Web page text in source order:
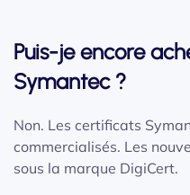
Puis-je encore
Symantec ?
Non. Les certificats
commercialisés. Les
sous la marque DigiCert.